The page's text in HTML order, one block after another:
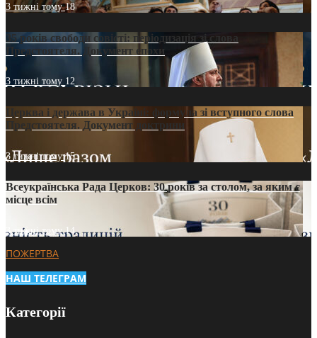
3 тижні тому18
35 років свободи совісті: періодизація зі слова
Предстоятеля. Документ епохи
3 тижні тому 12
Церква і держава в Україні: формула зі вступного слова
Предстоятеля. Документ доктрини
3 тижні тому15
Всеукраїнська Рада Церков: 30 років за столом, за яким є
місце всім
3 тижні тому14
ПОЖЕРТВА
НАШ ТЕЛЕГРАМ
Категорії